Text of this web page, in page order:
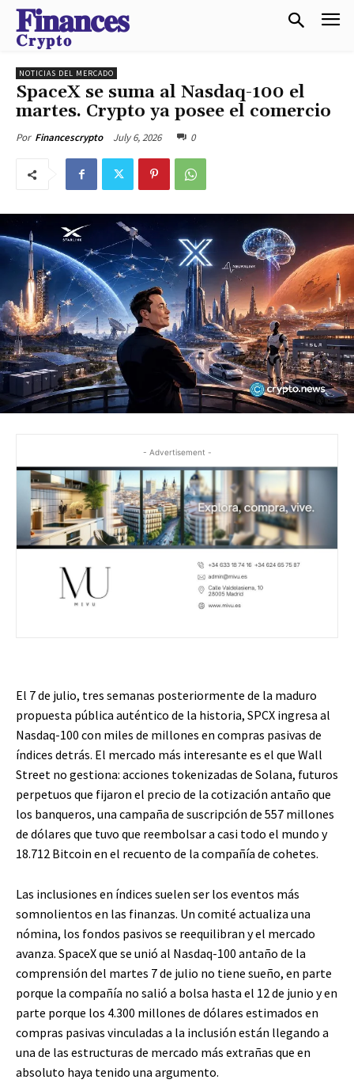
𝐅𝐢𝐧𝐚𝐧𝐜𝐞𝐬
𝐂𝐫𝐲𝐩𝐭𝐨
NOTICIAS DEL MERCADO
SpaceX se suma al Nasdaq-100 el
martes. Crypto ya posee el comercio
Por Financescrypto July 6, 2026 0
- Advertisement -
El 7 de julio, tres semanas posteriormente de la maduro
propuesta pública auténtico de la historia, SPCX ingresa al
Nasdaq-100 con miles de millones en compras pasivas de
índices detrás. El mercado más interesante es el que Wall
Street no gestiona: acciones tokenizadas de Solana, futuros
perpetuos que fijaron el precio de la cotización antaño que
los banqueros, una campaña de suscripción de 557 millones
de dólares que tuvo que reembolsar a casi todo el mundo y
18.712 Bitcoin en el recuento de la compañía de cohetes.
Las inclusiones en índices suelen ser los eventos más
somnolientos en las finanzas. Un comité actualiza una
nómina, los fondos pasivos se reequilibran y el mercado
avanza. SpaceX que se unió al Nasdaq-100 antaño de la
comprensión del martes 7 de julio no tiene sueño, en parte
porque la compañía no salió a bolsa hasta el 12 de junio y en
parte porque los 4.300 millones de dólares estimados en
compras pasivas vinculadas a la inclusión están llegando a
una de las estructuras de mercado más extrañas que en
absoluto haya tenido una argumento.